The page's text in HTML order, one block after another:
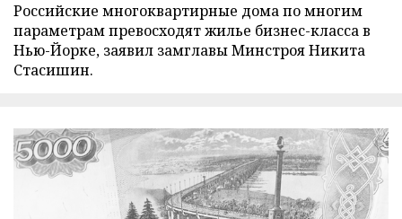
Российские многоквартирные дома по многим
параметрам превосходят жилье бизнес-класса в
Нью-Йорке, заявил замглавы Минстроя Никита
Стасишин.